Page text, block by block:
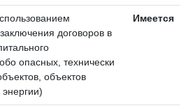
договоров в
опасных, технически
объектов
Имеется